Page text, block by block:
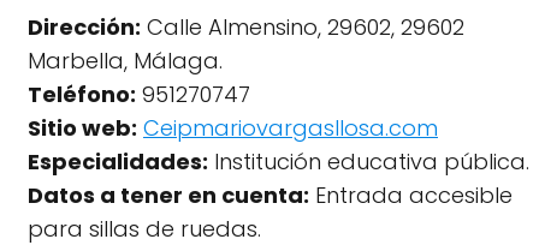
Dirección: Calle Almensino, 29602, 29602
Marbella, Málaga.
Teléfono: 951270747
Sitio web: Ceipmariovargasllosa.com
Especialidades: Institución educativa pública.
Datos a tener en cuenta: Entrada accesible
para sillas de ruedas.